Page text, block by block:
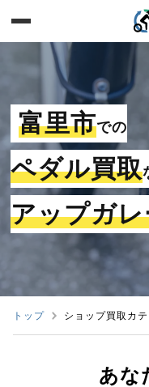
富里市での
ペダル買取
アップガ
トップ ショップ買取カ
あな